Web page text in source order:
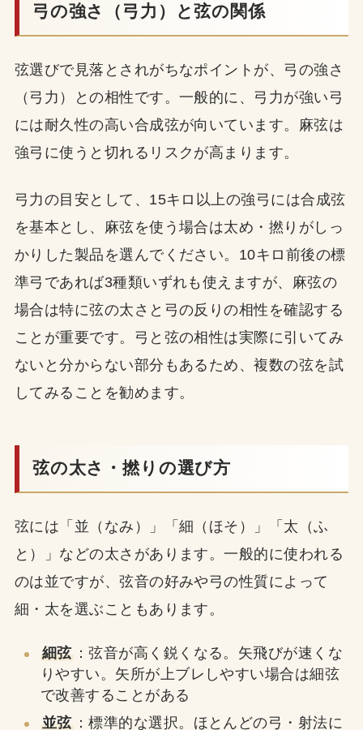
弓の強さ（弓力）と弦の関係
弦選びで見落とされがちなポイントが、弓の強さ
（弓力）との相性です。一般的に、弓力が強い弓
には耐久性の高い合成弦が向いています。麻弦は
強弓に使うと切れるリスクが高まります。
弓力の目安として、15キロ以上の強弓には合成弦
を基本とし、麻弦を使う場合は太め・撚りがしっ
かりした製品を選んでください。10キロ前後の標
準弓であれば3種類いずれも使えますが、麻弦の
場合は特に弦の太さと弓の反りの相性を確認する
ことが重要です。弓と弦の相性は実際に引いてみ
ないと分からない部分もあるため、複数の弦を試
してみることを勧めます。
弦の太さ・撚りの選び方
弦には「並（なみ）」「細（ほそ）」「太（ふ
と）」などの太さがあります。一般的に使われる
のは並ですが、弦音の好みや弓の性質によって
細・太を選ぶこともあります。
細弦 ：弦音が高く鋭くなる。矢飛びが速くな
りやすい。矢所が上ブレしやすい場合は細弦
で改善することがある
並弦 ：標準的な選択。ほとんどの弓・射法に